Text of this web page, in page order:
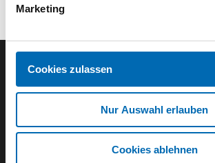
Marketing
Cookies zulassen
Nur Auswahl erlauben
Cookies ablehnen